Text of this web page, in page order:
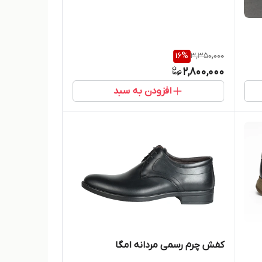
3,350,000
16%
2,800,000
افزودن به سبد
کفش چرم رسمی مردانه امگا